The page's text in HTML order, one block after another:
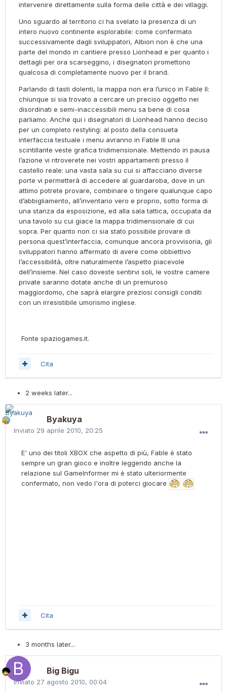
intervenire direttamente sulla forma delle città e dei villaggi.
Uno sguardo al territorio ci ha svelato la presenza di un
intero nuovo continente esplorabile: come confermato
successivamente dagli sviluppatori, Albion non è che una
parte del mondo in cantiere presso Lionhead e per quanto i
dettagli per ora scarseggino, i disegnatori promettono
qualcosa di completamente nuovo per il brand.
Parlando di tasti dolenti, la mappa non era l’unico in Fable II:
chiunque si sia trovato a cercare un preciso oggetto nei
disordinati e semi-inaccessibili menu sa bene di cosa
parliamo. Anche qui i disegnatori di Lionhead hanno deciso
per un completo restyling: al posto della consueta
interfaccia testuale i menu avranno in Fable III una
scintillante veste grafica tridimensionale. Mettendo in pausa
l’azione vi ritroverete nei vostri appartamenti presso il
castello reale: una vasta sala su cui si affacciano diverse
porte vi permetterà di accedere al guardaroba, dove in un
attimo potrete provare, combinare o tingere qualunque capo
d’abbigliamento, all’inventario vero e proprio, sotto forma di
una stanza da esposizione, ed alla sala tattica, occupata da
una tavolo su cui giace la mappa tridimensionale di cui
sopra. Per quanto non ci sia stato possibile provare di
persona quest’interfaccia, comunque ancora provvisoria, gli
sviluppatori hanno affermato di avere come obbiettivo
l’accessibilità, oltre naturalmente l’aspetto piacevole
dell’insieme. Nel caso doveste sentirvi soli, le vostre camere
private saranno dotate anche di un premuroso
maggiordomo, che saprà elargire preziosi consigli conditi
con un irresistibile umorismo inglese.
Fonte spaziogames.it.
Cita
2 weeks later...
Byakuya
Inviato 29 aprile 2010, 20:25
E' uno dei titoli XBOX che aspetto di più, Fable è stato
sempre un gran gioco e inoltre leggendo anche la
relazione sul GameInformer mi è stato ulteriormente
confermato, non vedo l'ora di poterci giocare
Cita
3 months later...
Big Bigu
Inviato 27 agosto 2010, 00:04